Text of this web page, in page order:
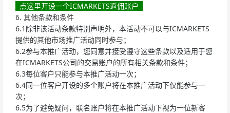
点这里开设一个ICMARKETS返佣账户
6. 其他条款和条件
6.1除非该活动条款特别声明外，本活动不可以与ICMARKETS
提供的其他市场推广活动同时参与；
6.2参与本推广活动，您同意并接受遵守这些条款以及适用于您
在ICMARKETS公司的交易账户的所有相关条款和条件；
6.3每位客户只能参与本推广活动一次；
6.4同一位客户开设的多个账户将在本推广活动下仅能参与一
次；
6.5为了避免疑问，联名账户将在本推广活动下视为一位新客